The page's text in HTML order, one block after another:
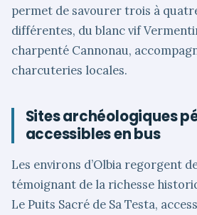
permet de savourer trois à
différentes, du blanc vif
charpenté Cannonau,
charcuteries locales.
Sites archéologiques
accessibles en bus
Les environs d’Olbia regorgent
témoignant de la richesse
Le Puits Sacré de Sa Testa,